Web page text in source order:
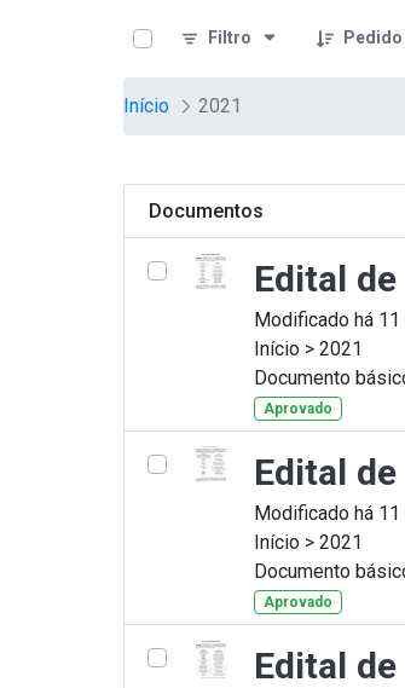
teste descricaoFiltro
Pedido
Início 2021
Documentos
Edital
Modificado há
Início > 2021
Documento
Aprovado
Edital
Modificado há
Início > 2021
Documento
Aprovado
Edital